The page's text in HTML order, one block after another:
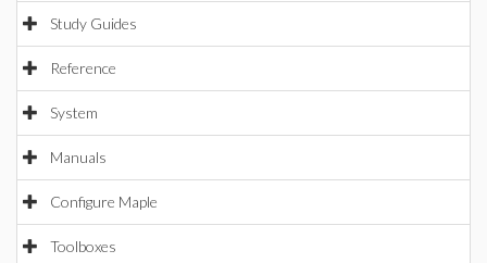
Study Guides
Reference
System
Manuals
Configure Maple
Toolboxes